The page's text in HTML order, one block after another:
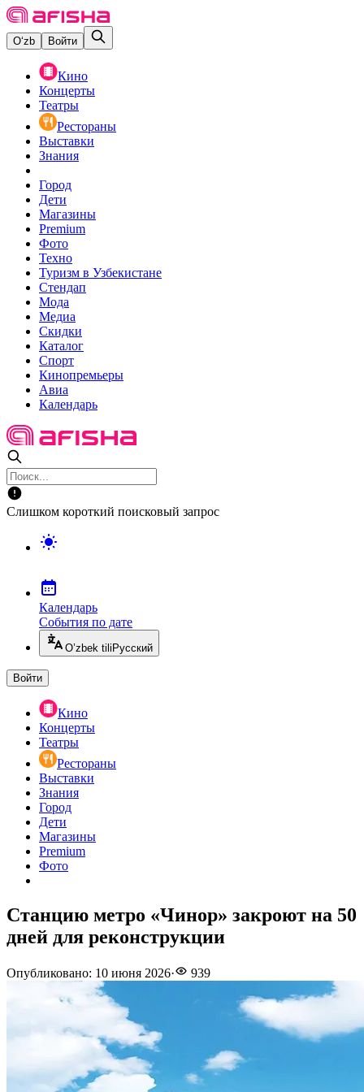
O‘zb Войти
Кино
Концерты
Театры
Рестораны
Выставки
Знания
Город
Дети
Магазины
Premium
Фото
Техно
Туризм в Узбекистане
Стендап
Мода
Медиа
Скидки
Каталог
Спорт
Кинопремьеры
Авиа
Календарь
Слишком короткий поисковый запрос
Календарь
События по дате
O’zbek tili Русский
Войти
Кино
Концерты
Театры
Рестораны
Выставки
Знания
Город
Дети
Магазины
Premium
Фото
Станцию метро «Чинор» закроют на 50
дней для реконструкции
Опубликовано: 10 июня 2026· 939